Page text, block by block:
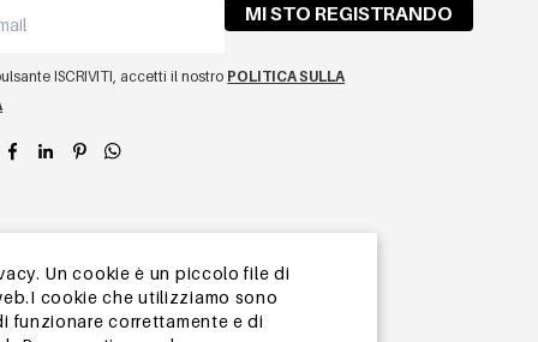
Un cookie è un piccolo file di
cookie che utilizziamo sono
funzionare correttamente e di
MI STO REGISTRANDO
ISCRIVITI, accetti il ​​nostro POLITICA SULLA